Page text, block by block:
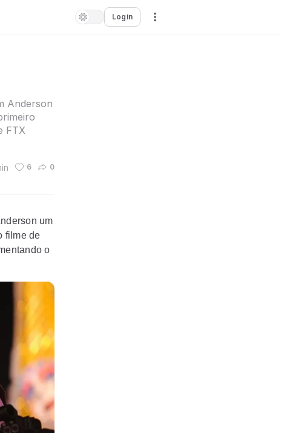
Login
Anderson
FTX
6 0
um
filme de
o